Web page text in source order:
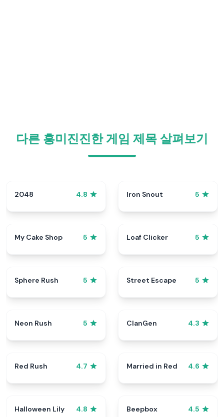
다른 흥미진진한 게임 제목 살펴보기
2048 4.8 Iron Snout 5
My Cake Shop 5 Loaf Clicker 5
Sphere Rush 5 Street Escape 5
Neon Rush 5 ClanGen 4.3
Red Rush 4.7 Married in Red 4.6
Halloween Lily 4.8 Beepbox 4.5